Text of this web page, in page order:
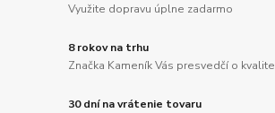
Využite dopravu úplne zadarmo
8 rokov na trhu
Značka Kameník Vás presvedčí o kvalite
30 dní na vrátenie tovaru